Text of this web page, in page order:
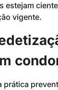
estejam
vigente.
prática